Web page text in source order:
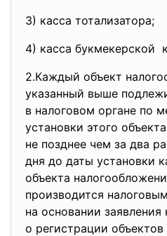
3) касса тотализатора;
4) касса букмекерской
2.Каждый объект
указанный выше
в налоговом органе по
установки этого объекта
не позднее чем за два
дня до даты установки
объекта
производится налоговым
на основании заявления
о регистрации объектов